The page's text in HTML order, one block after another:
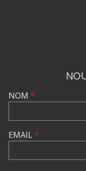
NOM *
EMAIL*